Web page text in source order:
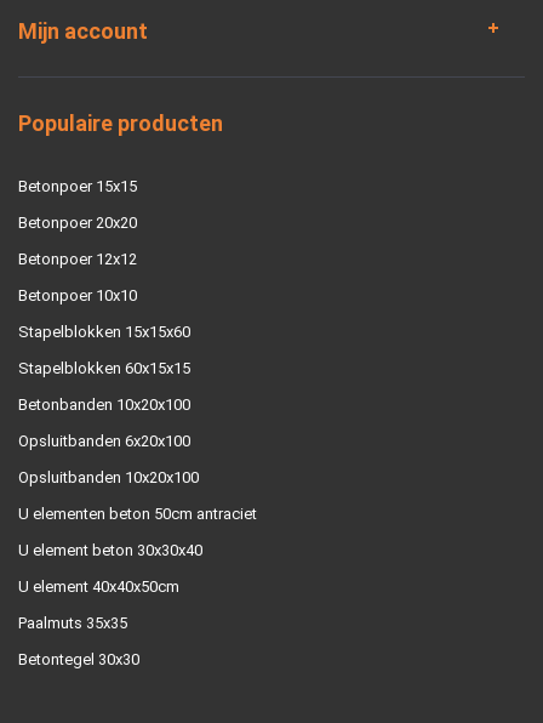
Mijn account
Populaire producten
Betonpoer 15x15
Betonpoer 20x20
Betonpoer 12x12
Betonpoer 10x10
Stapelblokken 15x15x60
Stapelblokken 60x15x15
Betonbanden 10x20x100
Opsluitbanden 6x20x100
Opsluitbanden 10x20x100
U elementen beton 50cm antraciet
U element beton 30x30x40
U element 40x40x50cm
Paalmuts 35x35
Betontegel 30x30